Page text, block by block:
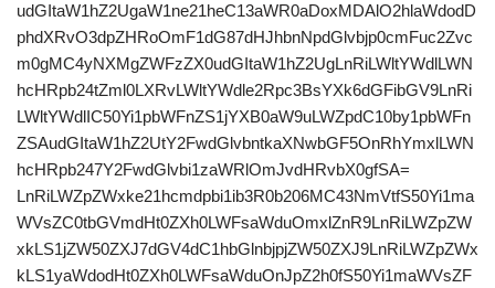
udGItaW1hZ2UgaW1ne21heC13aWR0aDoxMDAlO2hlaWdodD
phdXRvO3dpZHRoOmF1dG87dHJhbnNpdGlvbjp0cmFuc2Zvc
m0gMC4yNXMgZWFzZX0udGItaW1hZ2UgLnRiLWltYWdlLWN
hcHRpb24tZml0LXRvLWltYWdle2Rpc3BsYXk6dGFibGV9LnRi
LWltYWdlIC50Yi1pbWFnZS1jYXB0aW9uLWZpdC10by1pbWFn
ZSAudGItaW1hZ2UtY2FwdGlvbntkaXNwbGF5OnRhYmxlLWN
hcHRpb247Y2FwdGlvbi1zaWRlOmJvdHRvbX0gfSA=
LnRiLWZpZWxke21hcmdpbi1ib3R0b206MC43NmVtfS50Yi1ma
WVsZC0tbGVmdHt0ZXh0LWFsaWduOmxlZnR9LnRiLWZpZW
xkLS1jZW50ZXJ7dGV4dC1hbGlnbjpjZW50ZXJ9LnRiLWZpZWx
kLS1yaWdodHt0ZXh0LWFsaWduOnJpZ2h0fS50Yi1maWVsZF